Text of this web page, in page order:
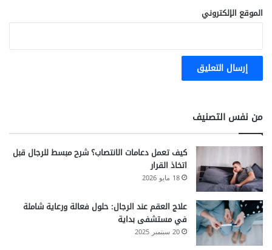
الموقع الإلكتروني
من نفس التصنيف
كيف تعمل دعامات الانتصاب؟ شرح مبسط للرجال قبل
اتخاذ القرار
18 مايو 2026
علاج العقم عند الرجال: حلول فعالة ورعاية شاملة
في مستشفى بداية
20 سبتمبر 2025